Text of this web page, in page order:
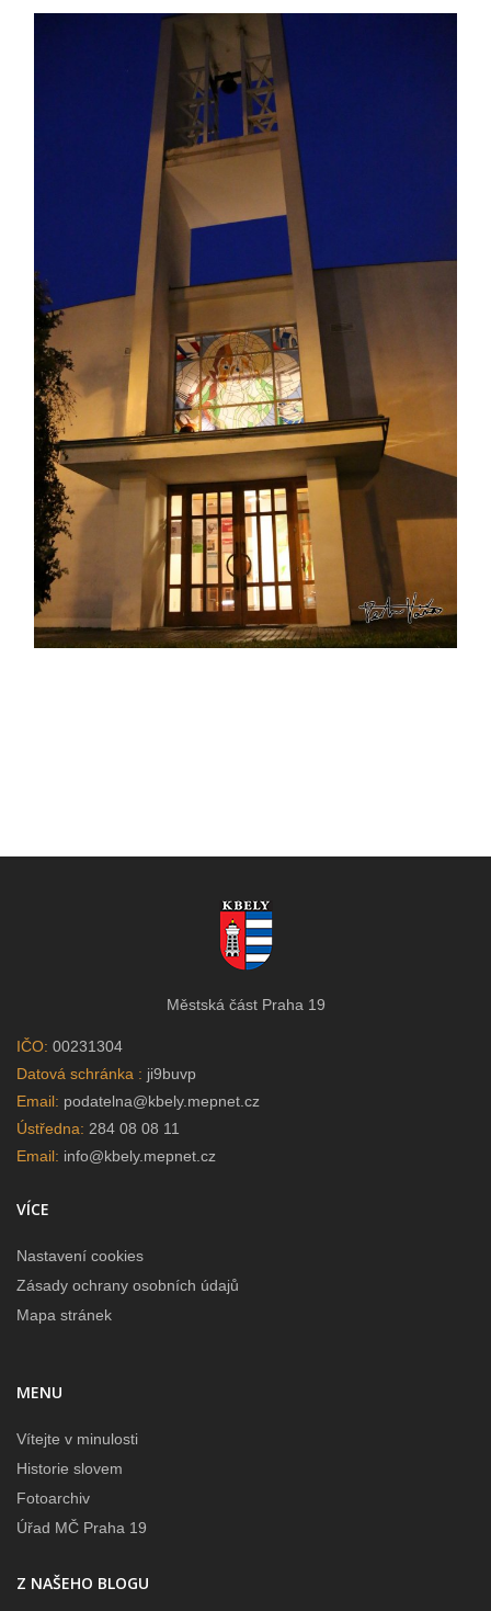
Městská část Praha 19
IČO: 00231304
Datová schránka : ji9buvp
Email: podatelna@kbely.mepnet.cz
Ústředna: 284 08 08 11
Email: info@kbely.mepnet.cz
VÍCE
Nastavení cookies
Zásady ochrany osobních údajů
Mapa stránek
MENU
Vítejte v minulosti
Historie slovem
Fotoarchiv
Úřad MČ Praha 19
Z NAŠEHO BLOGU